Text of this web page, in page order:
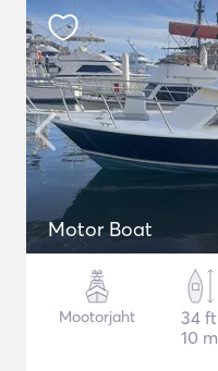
Motor Boat
Mootorjaht
34 ft
10 m